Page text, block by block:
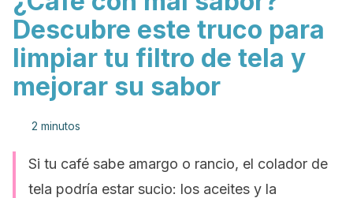
Descubre este truco para
limpiar tu filtro de tela y
mejorar su sabor
2 minutos
Si tu café sabe amargo o rancio, el colador de
tela podría estar sucio: los aceites y la